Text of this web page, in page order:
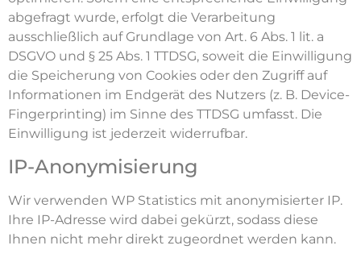
abgefragt wurde, erfolgt die Verarbeitung
ausschließlich auf Grundlage von Art. 6 Abs. 1 lit. a
DSGVO und § 25 Abs. 1 TTDSG, soweit die Einwilligung
die Speicherung von Cookies oder den Zugriff auf
Informationen im Endgerät des Nutzers (z. B. Device-
Fingerprinting) im Sinne des TTDSG umfasst. Die
Einwilligung ist jederzeit widerrufbar.
IP-Anonymisierung
Wir verwenden WP Statistics mit anonymisierter IP.
Ihre IP-Adresse wird dabei gekürzt, sodass diese
Ihnen nicht mehr direkt zugeordnet werden kann.